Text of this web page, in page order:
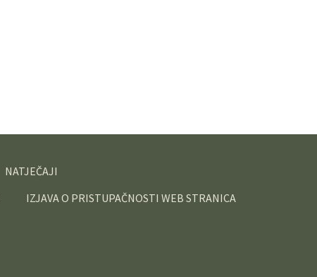
NATJEČAJI
IZJAVA O PRISTUPAČNOSTI WEB STRANICA